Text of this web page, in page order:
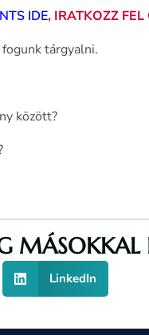
IDE, IRATKOZZ FEL
tárgyalni.
között?
MÁSOKKAL
LinkedIn